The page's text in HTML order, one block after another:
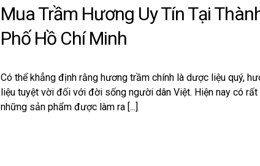
Mua Trầm Hương Uy Tín Tại
Phố Hồ Chí Minh
Có thể khẳng định rằng hương trầm chính là dược liệu quý,
liệu tuyệt vời đối với đời sống người dân Việt. Hiện nay có rất
những sản phẩm được làm ra [...]